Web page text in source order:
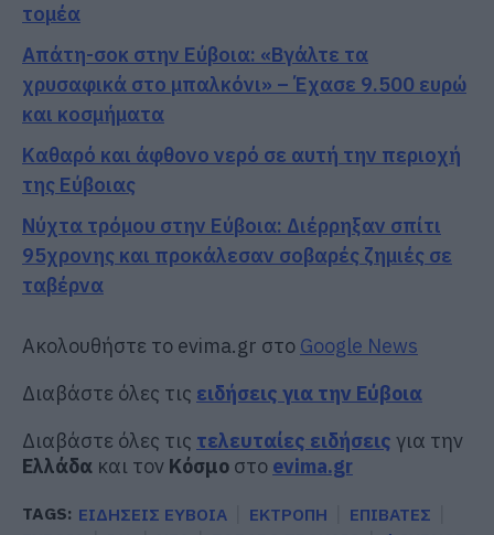
τομέα
Απάτη-σοκ στην Εύβοια: «Βγάλτε τα
χρυσαφικά στο μπαλκόνι» – Έχασε 9.500 ευρώ
και κοσμήματα
Καθαρό και άφθονο νερό σε αυτή την περιοχή
της Εύβοιας
Νύχτα τρόμου στην Εύβοια: Διέρρηξαν σπίτι
95χρονης και προκάλεσαν σοβαρές ζημιές σε
ταβέρνα
Ακολουθήστε το evima.gr στο Google News
Διαβάστε όλες τις ειδήσεις για την Εύβοια
Διαβάστε όλες τις τελευταίες ειδήσεις για την
Ελλάδα και τον Κόσμο στο evima.gr
TAGS: ΕΙΔΗΣΕΙΣ ΕΥΒΟΙΑ ΕΚΤΡΟΠΗ
ΕΠΙΒΑΤΕΣ